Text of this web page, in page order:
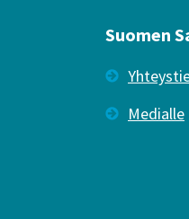
Suomen
Medialle